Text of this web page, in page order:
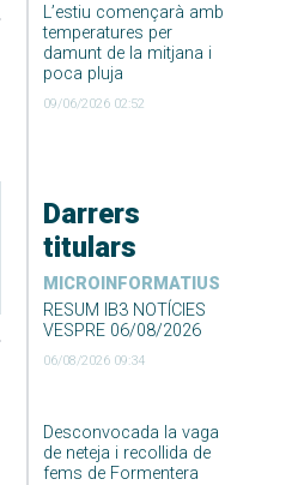
L’estiu començarà amb
temperatures per
damunt de la mitjana i
poca pluja
09/06/2026 02:52
Darrers
titulars
MICROINFORMATIUS
RESUM IB3 NOTÍCIES
VESPRE 06/08/2026
06/08/2026 09:34
Desconvocada la vaga
de neteja i recollida de
fems de Formentera